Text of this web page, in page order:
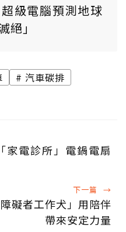
級電腦預測地球
絕」
汽車碳排
家電診所」電鍋電扇
下一篇 →
礙者工作犬」用陪伴
帶來安定力量